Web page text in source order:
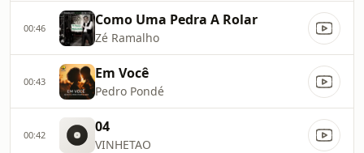
00:46 Como Uma Pedra A Rolar
Zé Ramalho
00:43 Em Você
Pedro Pondé
00:42 04
VINHETAO